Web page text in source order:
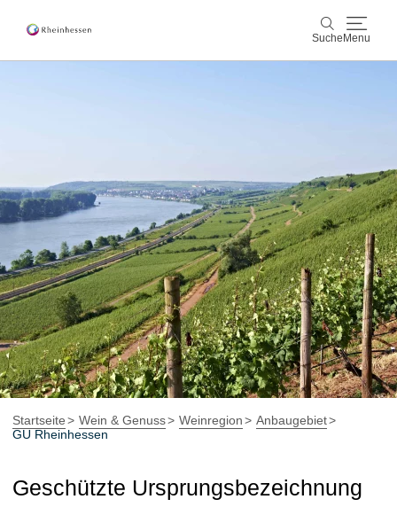
Suche Menu
Kultur & Städte
Veranstaltungen
Buchung & Service
ShopRheinhessen-Blog Karte
Startseite Wein & Genuss Weinregion
Anbaugebiet
GU Rheinhessen
Geschützte Ursprungsbezeichnung